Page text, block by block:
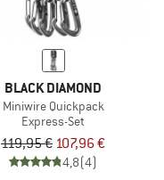
BLACK DIAMOND
Miniwire Quickpack
Express-Set
119,95 € 107,96 €
4,8(4)